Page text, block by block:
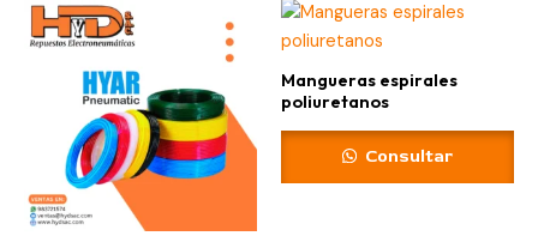
Mangueras espirales
poliuretanos
Consultar